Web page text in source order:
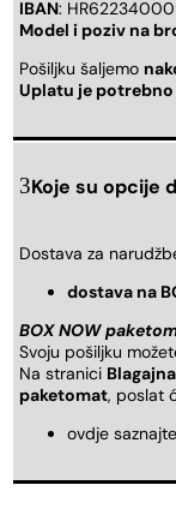
IBAN:
Model i poziv na
Pošiljku šaljemo
Uplatu je
Koje su opcije
Dostava za
dostava na
BOX NOW
Svoju pošiljku
Na stranici Blagajna
paketomat, poslat
ovdje saznajte